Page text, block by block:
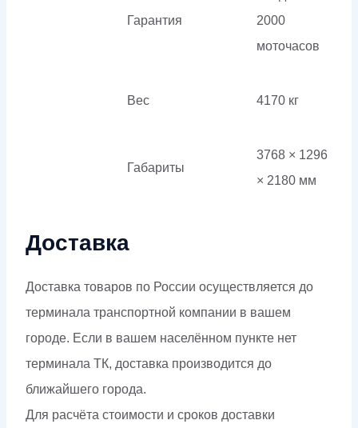
Гарантия
2000
моточасов
Вес 4170 кг
Габариты
3768 × 1296
× 2180 мм
Доставка
Доставка товаров по России осуществляется до
терминала транспортной компании в вашем
городе. Если в вашем населённом пункте нет
терминала ТК, доставка производится до
ближайшего города.
Для расчёта стоимости и сроков доставки